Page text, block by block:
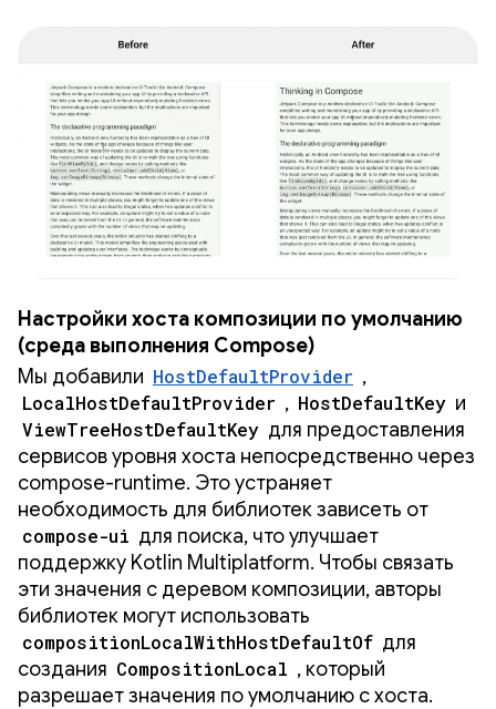
Настройки хоста композиции по умолчанию
(среда выполнения Compose)
Мы добавили HostDefaultProvider ,
LocalHostDefaultProvider , HostDefaultKey и
ViewTreeHostDefaultKey для предоставления
сервисов уровня хоста непосредственно через
compose-runtime. Это устраняет
необходимость для библиотек зависеть от
compose-ui для поиска, что улучшает
поддержку Kotlin Multiplatform. Чтобы связать
эти значения с деревом композиции, авторы
библиотек могут использовать
compositionLocalWithHostDefaultOf для
создания CompositionLocal , который
разрешает значения по умолчанию с хоста.